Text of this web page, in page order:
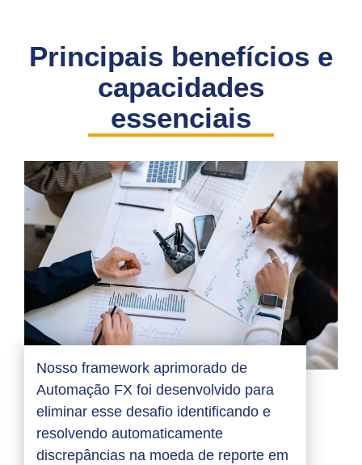
Principais benefícios e
capacidades
essenciais
Nosso framework aprimorado de
Automação FX foi desenvolvido para
eliminar esse desafio identificando e
resolvendo automaticamente
discrepâncias na moeda de reporte em